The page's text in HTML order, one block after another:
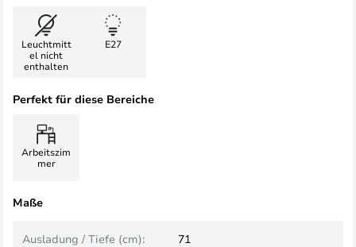
Leuchtmitt
el nicht
enthalten
E27
Perfekt für diese Bereiche
Arbeitszim
mer
Maße
Ausladung / Tiefe (cm): 71